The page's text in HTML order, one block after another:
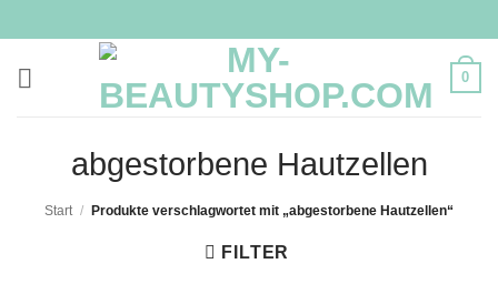
Inhalt
springen
0
abgestorbene Hautzellen
Start / Produkte verschlagwortet mit „abgestorbene Hautzellen“
FILTER